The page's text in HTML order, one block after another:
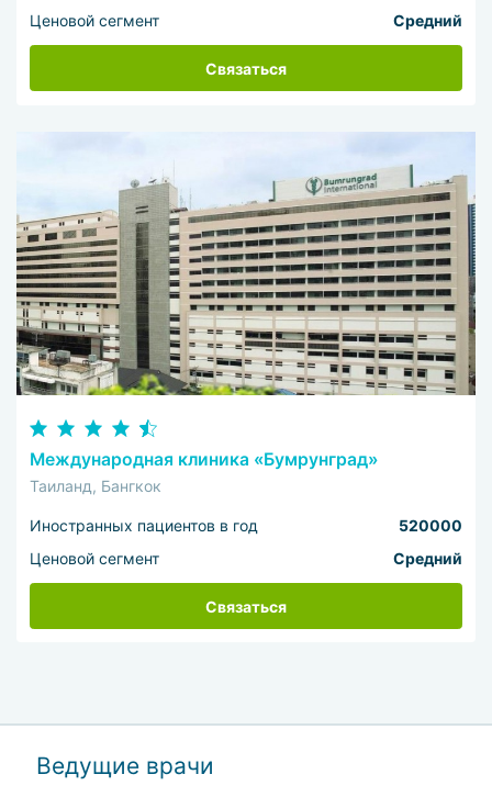
Ценовой сегмент
Средний
Связаться
Международная клиника «Бумрунград»
Таиланд, Бангкок
Иностранных пациентов в год
520000
Ценовой сегмент
Средний
Связаться
Ведущие врачи